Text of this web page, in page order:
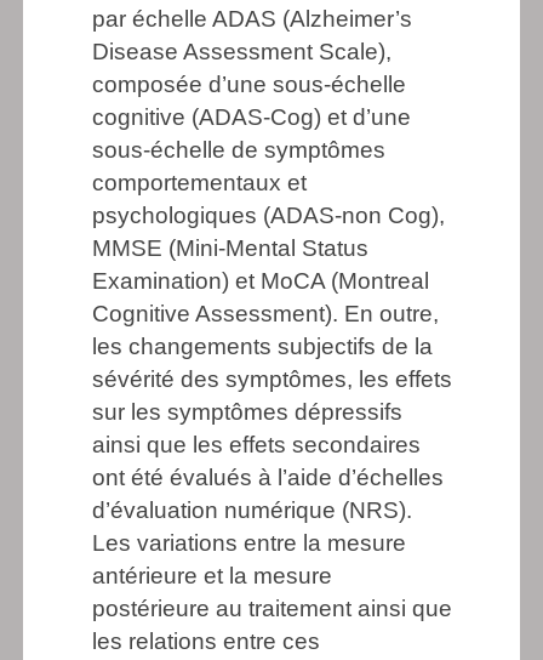
par échelle ADAS (Alzheimer’s
Disease Assessment Scale),
composée d’une sous-échelle
cognitive (ADAS-Cog) et d’une
sous-échelle de symptômes
comportementaux et
psychologiques (ADAS-non Cog),
MMSE (Mini-Mental Status
Examination) et MoCA (Montreal
Cognitive Assessment). En outre,
les changements subjectifs de la
sévérité des symptômes, les effets
sur les symptômes dépressifs
ainsi que les effets secondaires
ont été évalués à l’aide d’échelles
d’évaluation numérique (NRS).
Les variations entre la mesure
antérieure et la mesure
postérieure au traitement ainsi que
les relations entre ces